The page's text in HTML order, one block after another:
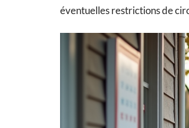
éventuelles restrictions de